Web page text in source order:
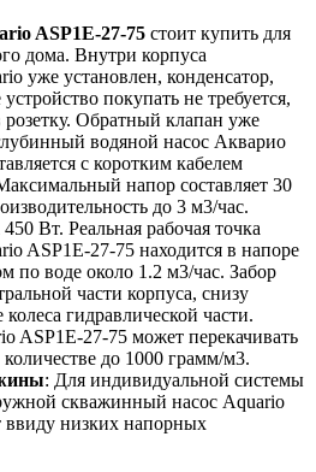
ASP1E-27-75 стоит купить для
дома. Внутри корпуса
уже установлен, конденсатор,
покупать не требуется,
Обратный клапан уже
водяной насос Акварио
с коротким кабелем
напор составляет 30
до 3 м3/час.
Вт. Реальная рабочая точка
ASP1E-27-75 находится в напоре
по воде около 1.2 м3/час. Забор
части корпуса, снизу
гидравлической части.
ASP1E-27-75 может перекачивать
до 1000 грамм/м3.
: Для индивидуальной системы
скважинный насос Aquario
ввиду низких напорных